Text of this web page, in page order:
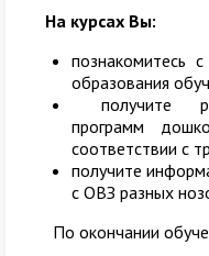
На курсах Вы:
познакомитесь
образования
получите
программ
соответствии с
получите
с ОВЗ разных
По окончании